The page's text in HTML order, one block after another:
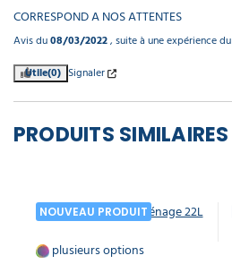
PRODUITS SIMILAIRES
NOUVEAU PRODUIT
plusieurs options
CORRESPOND A NOS ATTENTES
Avis du08/03/2022, suite à une expérience du
Utile(0) Signaler